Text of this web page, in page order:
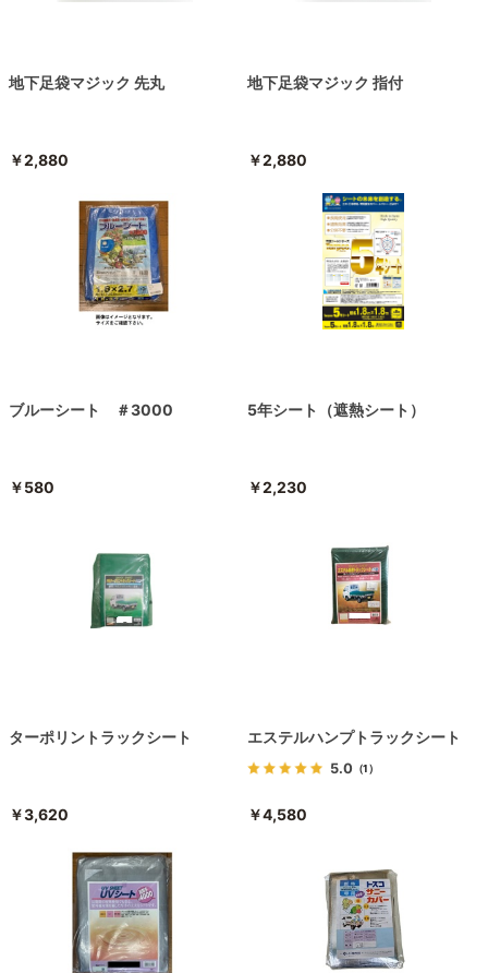
地下足袋マジック 先丸
￥2,880
地下足袋マジック 指付
￥2,880
ブルーシート ＃3000
￥580
5年シート（遮熱シート）
￥2,230
ターポリントラックシート
￥3,620
エステルハンプトラックシート
5.0 （1）
￥4,580